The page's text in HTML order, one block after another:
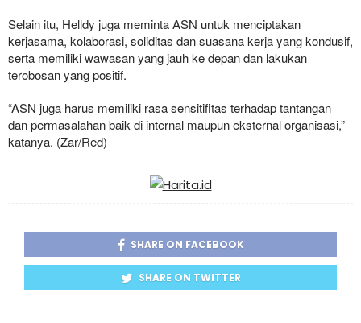
Selain itu, Helldy juga meminta ASN untuk menciptakan
kerjasama, kolaborasi, soliditas dan suasana kerja yang kondusif,
serta memiliki wawasan yang jauh ke depan dan lakukan
terobosan yang positif.
“ASN juga harus memiliki rasa sensitifitas terhadap tantangan
dan permasalahan baik di internal maupun eksternal organisasi,”
katanya. (Zar/Red)
SHARE ON FACEBOOK
SHARE ON TWITTER